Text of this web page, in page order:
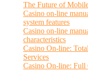
The Future of
Casino on-line
system features
Casino on-line
characteristics
Casino On-line:
Services
Casino On-line: Full